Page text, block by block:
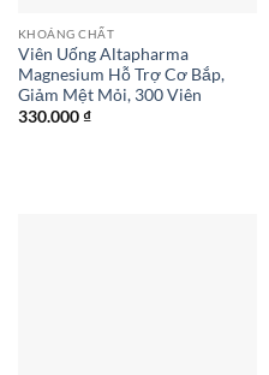
KHOÁNG CHẤT
Viên Uống Altapharma
Magnesium Hỗ Trợ Cơ Bắp,
Giảm Mệt Mỏi, 300 Viên
330.000₫